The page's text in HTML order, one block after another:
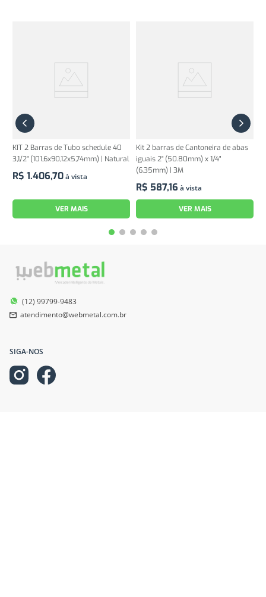
KIT 2 Barras de Tubo schedule 40
3,1/2" (101,6x90,12x5,74mm) | Natural
R$ 1.406,70à vista
VER MAIS
Kit 2 barras de Cantoneira de abas
iguais 2" (50.80mm) x 1/4"
(6.35mm) | 3M
R$ 587,16 à vista
VER MAIS
(12) 99799-9483
atendimento@webmetal.com.br
SIGA-NOS